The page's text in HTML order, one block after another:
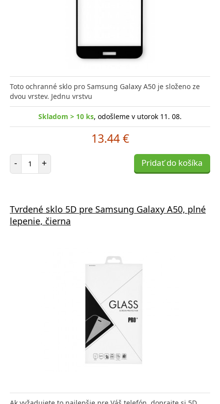
Toto ochranné sklo pro Samsung Galaxy A50 je složeno ze
dvou vrstev. Jednu vrstvu
Skladom > 10 ks, odošleme v utorok 11. 08.
13.44 €
- Počet položiek
+ Pridať do košíka
Tvrdené sklo 5D pre Samsung Galaxy A50, plné
lepenie, čierna